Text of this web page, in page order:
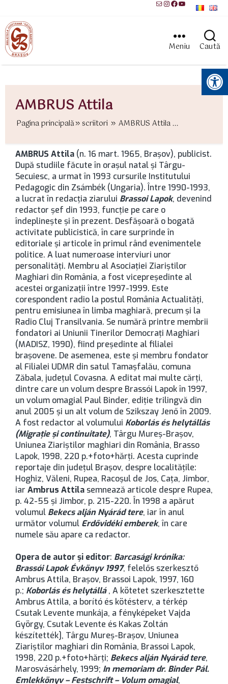
MailInstagram
Facebook
YouTube
Meniu Caută
Instrumente pentru accesibilitate
AMBRUS Attila
Pagina principală scriitori AMBRUS Attila ...
AMBRUS Attila (n. 16 mart. 1965, Brașov), publicist.
După studiile făcute în oraşul natal şi Târgu-
Secuiesc, a urmat în 1993 cursurile Institutului
Pedagogic din Zsámbék (Ungaria). Între 1990-1993,
a lucrat în redacţia ziarului Brassoi Lapok, devenind
redactor şef din 1993, funcţie pe care o
îndeplineşte şi în prezent. Desfăşoară o bogată
activitate publicistică, în care surprinde în
editoriale şi articole în primul rând evenimentele
politice. A luat numeroase interviuri unor
personalităţi. Membru al Asociației Ziariştilor
Maghiari din România, a fost vicepreşedinte al
acestei organizaţii între 1997-1999. Este
corespondent radio la postul România Actualităţi,
pentru emisiunea în limba maghiară, precum şi la
Radio Cluj Transilvania. Se numără printre membrii
fondatori ai Uniunii Tinerilor Democraţi Maghiari
(MADISZ, 1990), fiind preşedinte al filialei
braşovene. De asemenea, este şi membru fondator
al Filialei UDMR din satul Tamaşfalău, comuna
Zăbala, județul Covasna. A editat mai multe cărţi,
dintre care un volum despre Brassói Lapok în 1997,
un volum omagial Paul Binder, ediţie trilingvă din
anul 2005 şi un alt volum de Szikszay Jenő în 2009.
A fost redactor al volumului Koborlás és helytállás
(Migraţie şi continuitate), Târgu Mureş-Brașov,
Uniunea Ziariştilor maghiari din România, Brasso
Lapok, 1998, 220 p.+foto+hărţi. Acesta cuprinde
reportaje din județul Brașov, despre localităţile:
Hoghiz, Văleni, Rupea, Racoşul de Jos, Caţa, Jimbor,
iar Ambrus Attila semnează articole despre Rupea,
p. 42-55 şi Jimbor, p. 215-220. În 1998 a apărut
volumul Bekecs alján Nyárád tere, iar în anul
următor volumul Erdővidéki emberek, în care
numele său apare ca redactor.
Opera de autor şi editor: Barcasági krónika:
Brassói Lapok Évkönyv 1997, felelős szerkesztő
Ambrus Attila, Brașov, Brassoi Lapok, 1997, 160
p.; Koborlás és helytállá, A kötetet szerkesztette
Ambrus Attila, a borító és kötésterv, a térkép
Csutak Levente munkája, a fényképeket Vajda
György, Csutak Levente és Kakas Zoltán
készítették], Târgu Mureş-Brașov, Uniunea
Ziariştilor maghiari din România, Brassoi Lapok,
1998, 220 p.+foto+hărţi; Bekecs alján Nyárád tere,
Marosvásárhely, 1999; In memoriam dr. Binder Pál.
Emlekkönyv – Festschrift – Volum omagial,